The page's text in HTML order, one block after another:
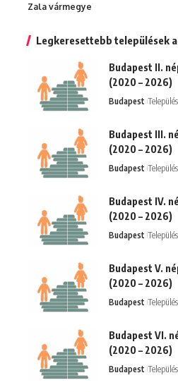
Zala vármegye
Legkeresettebb települések
Budapest II.
(2020 – 2026)
Budapest
Budapest III.
(2020 – 2026)
Budapest
Budapest IV.
(2020 – 2026)
Budapest
Budapest V.
(2020 – 2026)
Budapest
Budapest VI.
(2020 – 2026)
Budapest